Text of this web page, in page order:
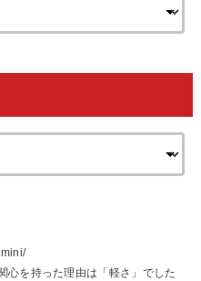
を持った理由は「軽さ」でした